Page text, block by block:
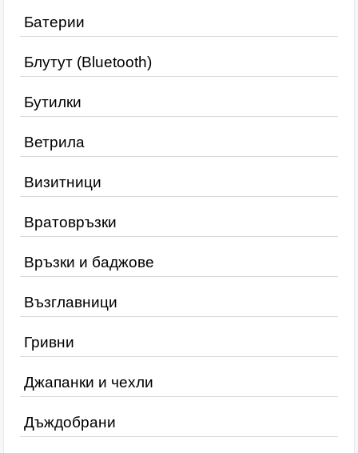
Батерии
Блутут (Bluetooth)
Бутилки
Ветрила
Визитници
Вратовръзки
Връзки и баджове
Възглавници
Гривни
Джапанки и чехли
Дъждобрани